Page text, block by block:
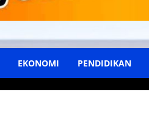
EKONOMI PENDIDIKAN